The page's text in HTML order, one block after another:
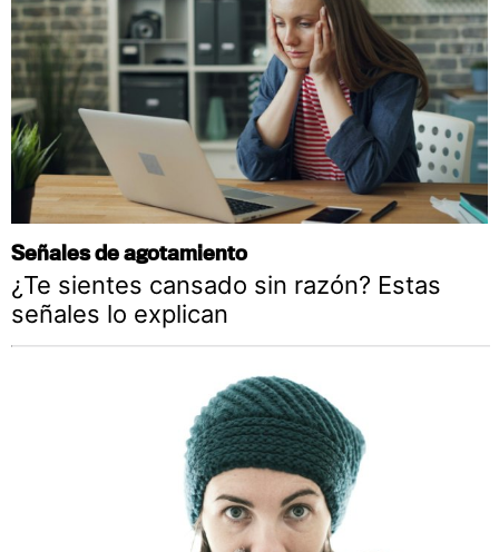
Señales de agotamiento
¿Te sientes cansado sin razón? Estas
señales lo explican